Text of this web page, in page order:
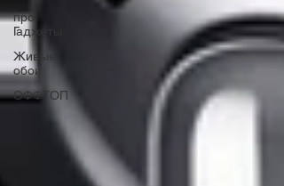
про
Гаджеты
Живые
обои
ОФФТОП